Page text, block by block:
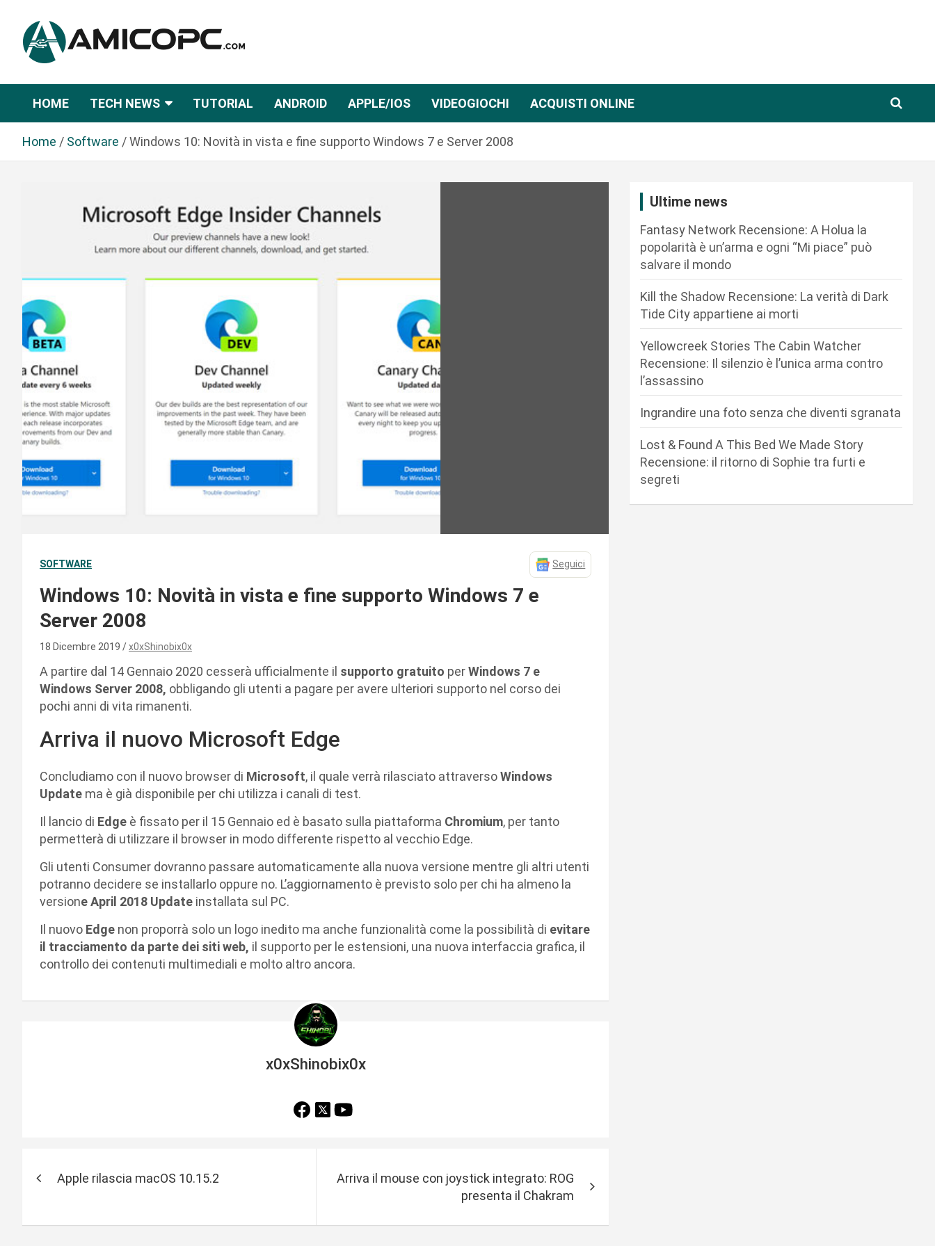
n
Amicopc.com
HOME TECH NEWS TUTORIAL ANDROID APPLE/IOS VIDEOGIOCHI ACQUISTI ONLINE
Home Software Windows 10: Novità in vista e fine supporto Windows 7 e Server 2008
SOFTWARE Seguici
Windows 10: Novità in vista e fine supporto Windows 7 e
Server 2008
18 Dicembre 2019 x0xShinobix0x
A partire dal 14 Gennaio 2020 cesserà ufficialmente il supporto gratuito perWindows 7 e
Windows Server 2008, obbligando gli utenti a pagare per avere ulteriori supporto nel corso dei
pochi anni di vita rimanenti.
Arriva il nuovo Microsoft Edge
Concludiamo con il nuovo browser di Microsoft, il quale verrà rilasciato attraversoWindows
Update ma è già disponibile per chi utilizza i canali di test.
Il lancio di Edge è fissato per il 15 Gennaio ed è basato sulla piattaforma Chromium, per tanto
permetterà di utilizzare il browser in modo differente rispetto al vecchio Edge.
Gli utenti Consumer dovranno passare automaticamente alla nuova versione mentre gli altri utenti
potranno decidere se installarlo oppure no. L’aggiornamento è previsto solo per chi ha almeno la
versione April 2018 Update installata sul PC.
Il nuovo Edge non proporrà solo un logo inedito ma anche funzionalità come la possibilità di evitare
il tracciamento da parte dei siti web, il supporto per le estensioni, una nuova interfaccia grafica, il
controllo dei contenuti multimediali e molto altro ancora.
x0xShinobix0x
v
Apple rilascia macOS 10.15.2
Arriva il mouse con joystick integrato: ROG
presenta il Chakram
Ultime news
Fantasy Network Recensione: A Holua la
popolarità è un’arma e ogni “Mi piace” può
salvare il mondo
Kill the Shadow Recensione: La verità di Dark
Tide City appartiene ai morti
Yellowcreek Stories The Cabin Watcher
Recensione: Il silenzio è l’unica arma contro
l’assassino
Ingrandire una foto senza che diventi sgranata
Lost & Found A This Bed We Made Story
Recensione: il ritorno di Sophie tra furti e
segreti